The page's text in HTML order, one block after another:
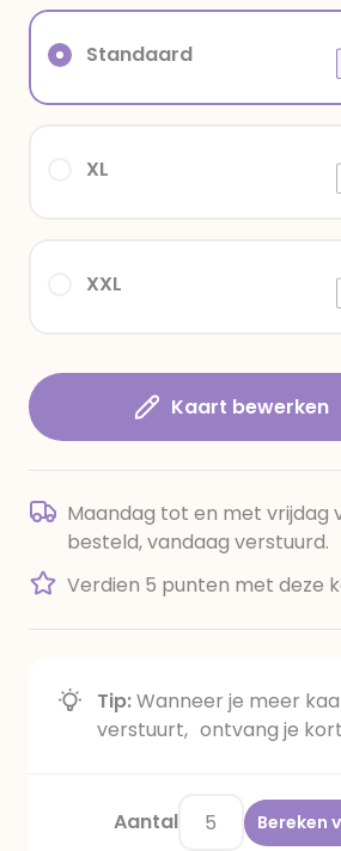
XXL
XL
Standaard
Kaart bewerken
Maandag tot en met vrijdag
besteld, vandaag verstuurd.
Verdien 5 punten met deze
Tip:Wanneer je meer
verstuurt, ontvang je
Aantal Bereken